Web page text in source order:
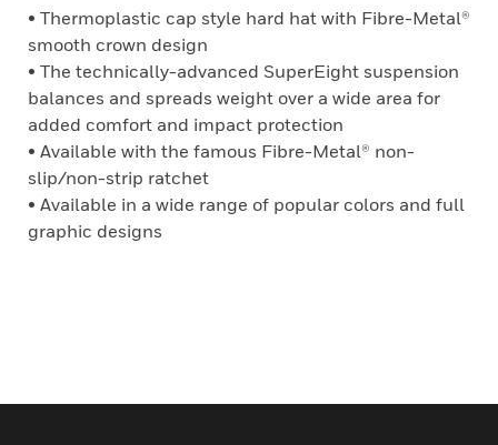
• Thermoplastic cap style hard hat with Fibre-Metal®
smooth crown design
• The technically-advanced SuperEight suspension
balances and spreads weight over a wide area for
added comfort and impact protection
• Available with the famous Fibre-Metal® non-
slip/non-strip ratchet
• Available in a wide range of popular colors and full
graphic designs